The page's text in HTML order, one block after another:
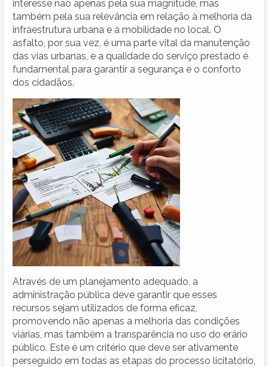
interesse não apenas pela sua magnitude, mas
também pela sua relevância em relação à melhoria da
infraestrutura urbana e à mobilidade no local. O
asfalto, por sua vez, é uma parte vital da manutenção
das vias urbanas, e a qualidade do serviço prestado é
fundamental para garantir a segurança e o conforto
dos cidadãos.
Através de um planejamento adequado, a
administração pública deve garantir que esses
recursos sejam utilizados de forma eficaz,
promovendo não apenas a melhoria das condições
viárias, mas também a transparência no uso do erário
público. Este é um critério que deve ser ativamente
perseguido em todas as etapas do processo licitatório,